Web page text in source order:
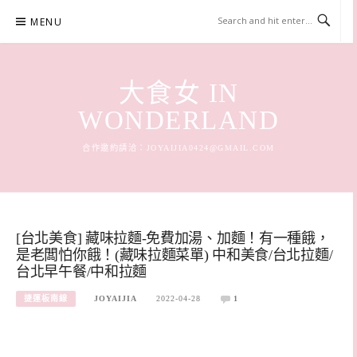
content
MENU
大食女 IN
WONDERLAND
合作邀約請洽： JOYAIJIA0424@GMAIL.COM
[台北美食] 藏味拉麵-免費加湯、加麵！有一種餓，
是老闆怕你餓！(藏味拉麵菜單) 中和美食/台北拉麵/
台北早午餐/中和拉麵
捷運板南線 JOYAIJIA 2022-04-28 1